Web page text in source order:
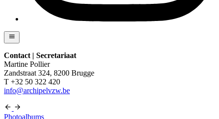
Contact | Secretariaat
Martine Pollier
Zandstraat 324, 8200 Brugge
T +32 50 322 420
info@archipelvzw.be
Photoalbums